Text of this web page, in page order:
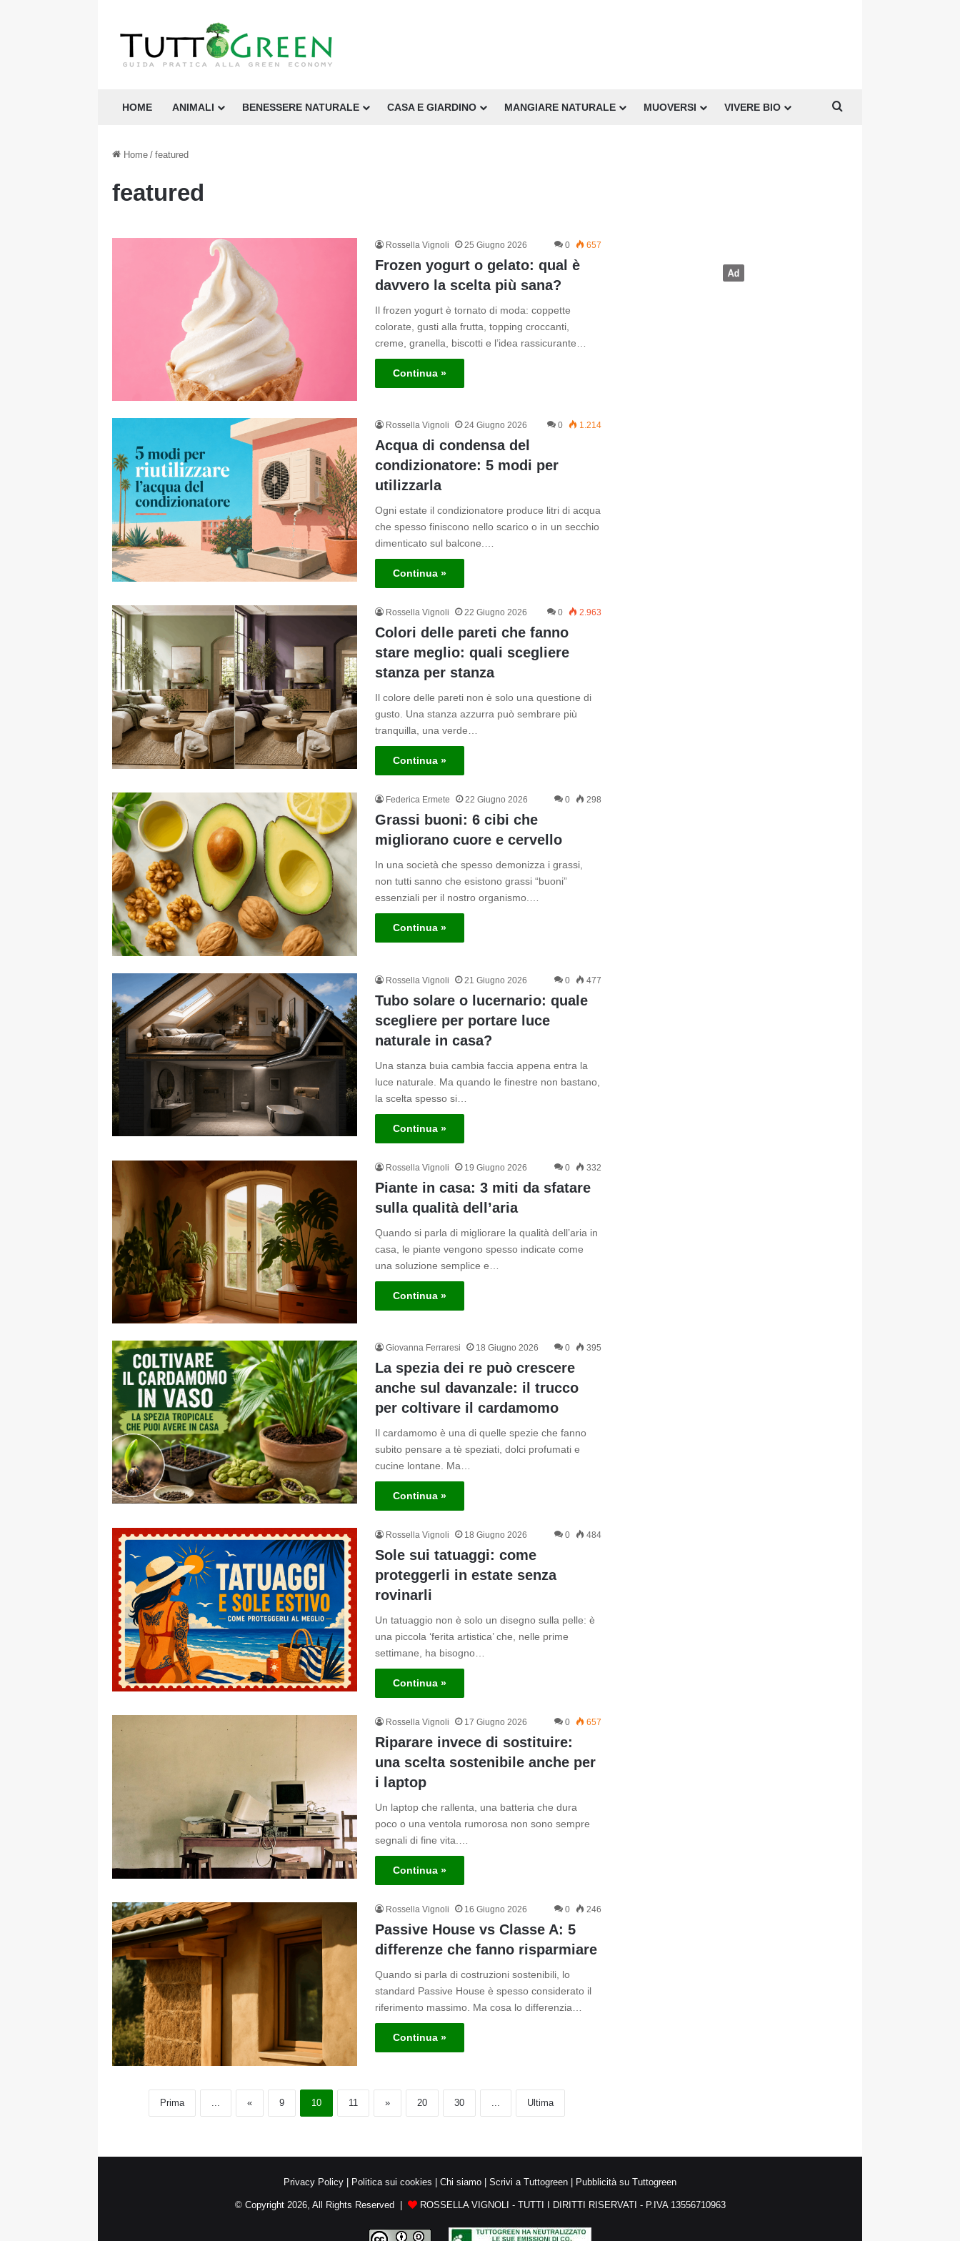
HOME ANIMALI BENESSERE NATURALE CASA E GIARDINO MANGIARE NATURALE MUOVERSI VIVERE BIO
Home / featured
featured
Rossella Vignoli 25 Giugno 2026 0 657
Frozen yogurt o gelato: qual è
davvero la scelta più sana?
Il frozen yogurt è tornato di moda: coppette
colorate, gusti alla frutta, topping croccanti,
creme, granella, biscotti e l’idea rassicurante…
Continua »
Rossella Vignoli 24 Giugno 2026 0 1.214
Acqua di condensa del
condizionatore: 5 modi per
utilizzarla
Ogni estate il condizionatore produce litri di acqua
che spesso finiscono nello scarico o in un secchio
dimenticato sul balcone.…
Continua »
Rossella Vignoli 22 Giugno 2026 0 2.963
Colori delle pareti che fanno
stare meglio: quali scegliere
stanza per stanza
Il colore delle pareti non è solo una questione di
gusto. Una stanza azzurra può sembrare più
tranquilla, una verde…
Continua »
Federica Ermete 22 Giugno 2026 0 298
Grassi buoni: 6 cibi che
migliorano cuore e cervello
In una società che spesso demonizza i grassi,
non tutti sanno che esistono grassi “buoni”
essenziali per il nostro organismo.…
Continua »
Rossella Vignoli 21 Giugno 2026 0 477
Tubo solare o lucernario: quale
scegliere per portare luce
naturale in casa?
Una stanza buia cambia faccia appena entra la
luce naturale. Ma quando le finestre non bastano,
la scelta spesso si…
Continua »
Rossella Vignoli 19 Giugno 2026 0 332
Piante in casa: 3 miti da sfatare
sulla qualità dell’aria
Quando si parla di migliorare la qualità dell’aria in
casa, le piante vengono spesso indicate come
una soluzione semplice e…
Continua »
Giovanna Ferraresi 18 Giugno 2026 0 395
La spezia dei re può crescere
anche sul davanzale: il trucco
per coltivare il cardamomo
Il cardamomo è una di quelle spezie che fanno
subito pensare a tè speziati, dolci profumati e
cucine lontane. Ma…
Continua »
Rossella Vignoli 18 Giugno 2026 0 484
Sole sui tatuaggi: come
proteggerli in estate senza
rovinarli
Un tatuaggio non è solo un disegno sulla pelle: è
una piccola ‘ferita artistica’ che, nelle prime
settimane, ha bisogno…
Continua »
Rossella Vignoli 17 Giugno 2026 0 657
Riparare invece di sostituire:
una scelta sostenibile anche per
i laptop
Un laptop che rallenta, una batteria che dura
poco o una ventola rumorosa non sono sempre
segnali di fine vita.…
Continua »
Rossella Vignoli 16 Giugno 2026 0 246
Passive House vs Classe A: 5
differenze che fanno risparmiare
Quando si parla di costruzioni sostenibili, lo
standard Passive House è spesso considerato il
riferimento massimo. Ma cosa lo differenzia…
Continua »
Prima « 9 10 11 » 20 30 Ultima
Privacy Policy Politica sui cookies Chi siamo Scrivi a Tuttogreen Pubblicità su Tuttogreen
© Copyright 2026, All Rights Reserved | ROSSELLA VIGNOLI - TUTTI I DIRITTI RISERVATI - P.IVA 13556710963